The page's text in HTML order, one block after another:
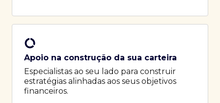
Apoio na construção da sua carteira
Especialistas ao seu lado para construir
estratégias alinhadas aos seus objetivos
financeiros.